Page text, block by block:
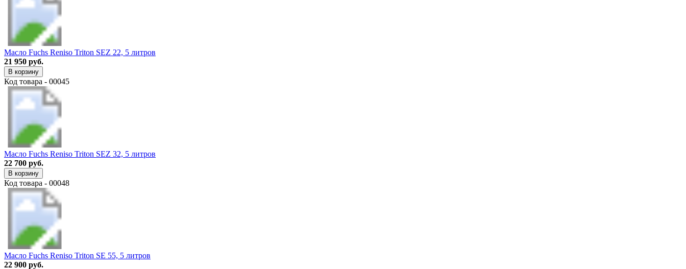
Масло Fuchs Reniso Triton SEZ 22, 5 литров
21 950 руб.
В корзину
Код товара - 00045
Масло Fuchs Reniso Triton SEZ 32, 5 литров
22 700 руб.
В корзину
Код товара - 00048
Масло Fuchs Reniso Triton SE 55, 5 литров
22 900 руб.